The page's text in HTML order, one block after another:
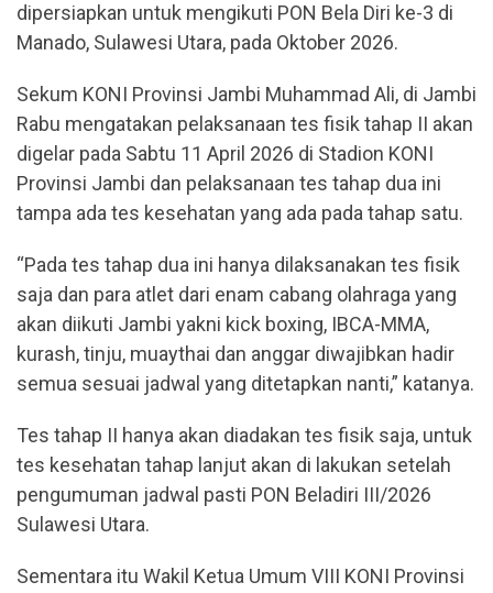
dipersiapkan untuk mengikuti PON Bela Diri ke-3 di
Manado, Sulawesi Utara, pada Oktober 2026.
Sekum KONI Provinsi Jambi Muhammad Ali, di Jambi
Rabu mengatakan pelaksanaan tes fisik tahap II akan
digelar pada Sabtu 11 April 2026 di Stadion KONI
Provinsi Jambi dan pelaksanaan tes tahap dua ini
tampa ada tes kesehatan yang ada pada tahap satu.
“Pada tes tahap dua ini hanya dilaksanakan tes fisik
saja dan para atlet dari enam cabang olahraga yang
akan diikuti Jambi yakni kick boxing, IBCA-MMA,
kurash, tinju, muaythai dan anggar diwajibkan hadir
semua sesuai jadwal yang ditetapkan nanti,” katanya.
Tes tahap II hanya akan diadakan tes fisik saja, untuk
tes kesehatan tahap lanjut akan di lakukan setelah
pengumuman jadwal pasti PON Beladiri III/2026
Sulawesi Utara.
Sementara itu Wakil Ketua Umum VIII KONI Provinsi